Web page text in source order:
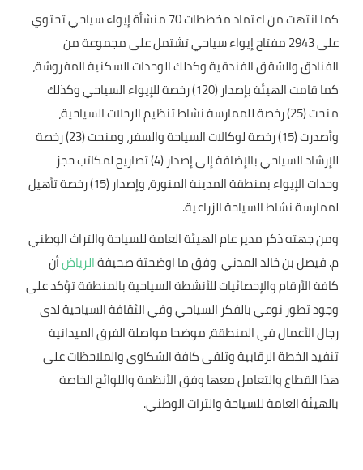
كما انتهت من اعتماد مخططات 70 منشأة إيواء سياحي تحتوي
على 2943 مفتاح إيواء سياحي تشتمل على مجموعة من
الفنادق والشقق الفندقية وكذلك الوحدات السكنية المفروشة،
كما قامت الهيئة بإصدار (120) رخصة للإيواء السياحي وكذلك
منحت (25) رخصة للممارسة نشاط تنظيم الرحلات السياحية،
وأصدرت (15) رخصة لوكالات السياحة والسفر، ومنحت (23) رخصة
للإرشاد السياحي بالإضافة إلى إصدار (4) تصاريح لمكاتب حجز
وحدات الإيواء بمنطقة المدينة المنورة، وإصدار (15) رخصة تأهيل
لممارسة نشاط السياحة الزراعية.
ومن جهته ذكر مدير عام الهيئة العامة للسياحة والتراث الوطني
م. فيصل بن خالد المدني وفق ما اوضحتة صحيفةالرياضأن
كافة الأرقام والإحصائيات للأنشطة السياحية بالمنطقة تؤكد على
وجود تطور نوعي بالفكر السياحي وفي الثقافة السياحية لدى
رجال الأعمال في المنطقة، موضحا مواصلة الفرق الميدانية
تنفيذ الخطة الرقابية وتلقى كافة الشكاوى والملاحظات على
هذا القطاع والتعامل معها وفق الأنظمة واللوائح الخاصة
بالهيئة العامة للسياحة والتراث الوطني.